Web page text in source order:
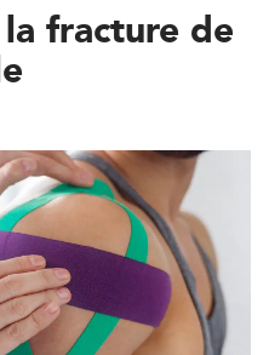
fracture de